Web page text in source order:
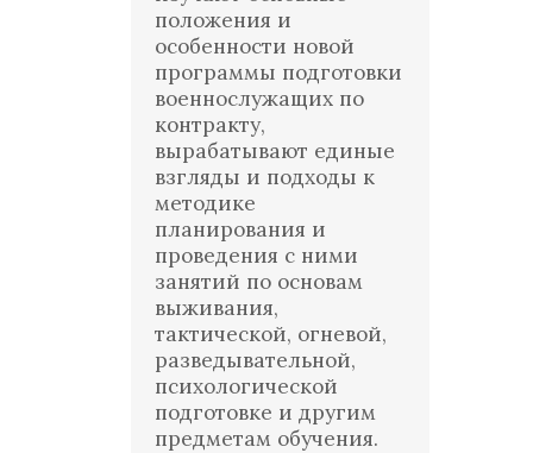
положения и
особенности новой
программы подготовки
военнослужащих по
контракту,
вырабатывают единые
взгляды и подходы к
методике
планирования и
проведения с ними
занятий по основам
выживания,
тактической, огневой,
разведывательной,
психологической
подготовке и другим
предметам обучения.